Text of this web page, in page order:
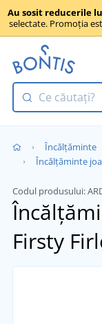
Au sosit reducerile
selectate. Promoția
Încălţăminte
Încălțăminte
Codul produsului:
Firsty